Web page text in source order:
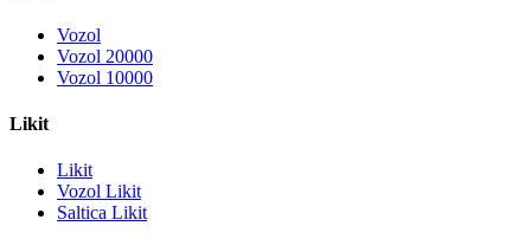
Vozol
Vozol 20000
Vozol 10000
Likit
Likit
Vozol Likit
Saltica Likit